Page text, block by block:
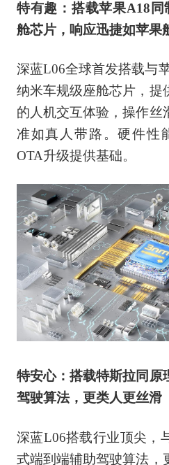
特有趣：搭载苹果A18
舱芯片，响应迅捷如苹果
深蓝L06全球首发搭载与
纳米车规级座舱芯片，提
的人机交互体验，操作丝
准如真人带路。硬件性
OTA升级提供基础。
特安心：搭载特斯拉同原
驾驶算法，更类人更丝滑
深蓝L06搭载行业顶尖，
式端到端辅助驾驶算法，